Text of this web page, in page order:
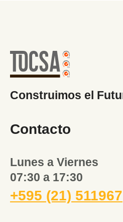
Construimos el
Contacto
Lunes a Viernes
07:30 a 17:30
+595 (21) 511967